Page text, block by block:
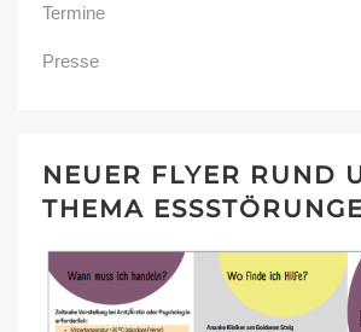
Termine
Presse
NEUER FLYER RUND
THEMA